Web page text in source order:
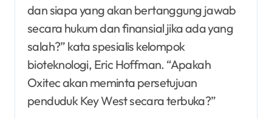
dan siapa yang akan bertanggung jawab
secara hukum dan finansial jika ada yang
salah?” kata spesialis kelompok
bioteknologi, Eric Hoffman. “Apakah
Oxitec akan meminta persetujuan
penduduk Key West secara terbuka?”